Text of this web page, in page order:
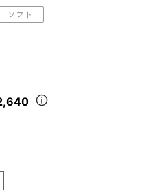
ソフト